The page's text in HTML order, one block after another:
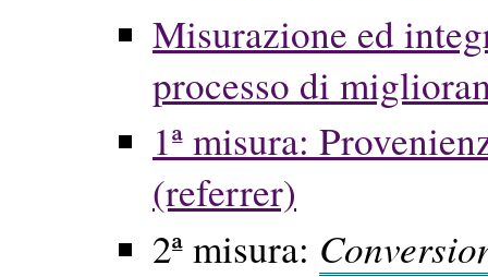
Misurazione ed
processo di
1ª misura:
(referrer)
2ª misura: